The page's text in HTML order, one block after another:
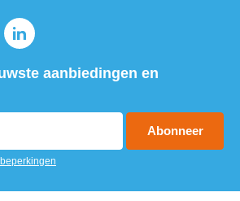
aanbiedingen en
Abonneer